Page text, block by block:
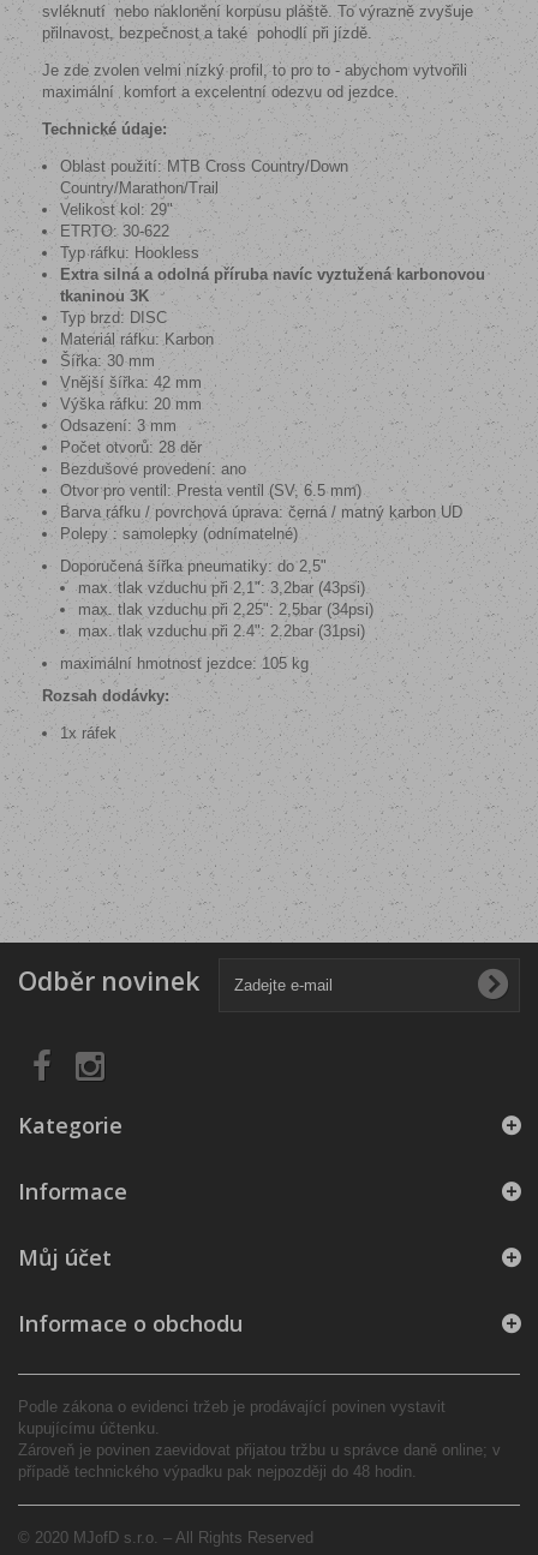
svléknutí nebo naklonění korpusu pláště. To výrazně zvyšuje
přilnavost, bezpečnost a také pohodlí při jízdě.
Je zde zvolen velmi nízký profil, to pro to - abychom vytvořili
maximální
komfort a excelentní odezvu od jezdce.
Technické údaje:
Oblast použití: MTB Cross Country/Down
Country/Marathon/Trail
Velikost kol: 29"
ETRTO: 30-622
Typ ráfku: Hookless
Extra silná a odolná příruba navíc vyztužená karbonovou
tkaninou 3K
Typ brzd: DISC
Materiál ráfku: Karbon
Šířka: 30 mm
Vnější šířka: 42 mm
Výška ráfku: 20 mm
Odsazení: 3 mm
Počet otvorů: 28 děr
Bezdušové provedení: ano
Otvor pro ventil: Presta ventil (SV, 6.5 mm)
Barva ráfku / povrchová úprava: černá / matný karbon UD
Polepy : samolepky (odnímatelné)
Doporučená šířka pneumatiky: do 2,5"
max. tlak vzduchu při 2,1": 3,2bar (43psi)
max. tlak vzduchu při 2,25": 2,5bar (34psi)
max. tlak vzduchu při 2.4": 2.2bar (31psi)
maximální hmotnost jezdce: 105 kg
Rozsah dodávky:
1x ráfek
Odběr novinek
Kategorie
Informace
Můj účet
Informace o obchodu
Podle zákona o evidenci tržeb je prodávající povinen vystavit
kupujícímu účtenku.
Zároveň je povinen zaevidovat přijatou tržbu u správce daně online; v
případě technického výpadku pak nejpozději do 48 hodin.
© 2020 MJofD s.r.o. – All Rights Reserved